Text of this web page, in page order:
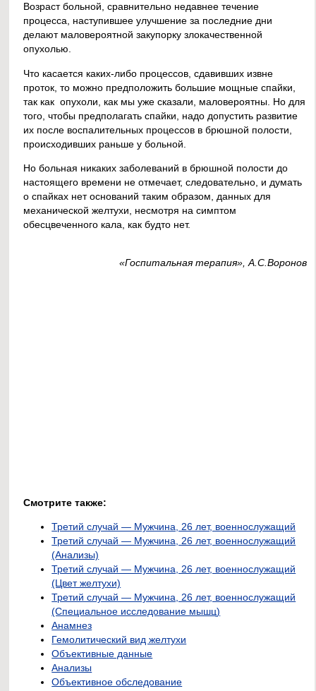
Возраст больной, сравнительно недавнее течение
процесса, наступившее улучшение за последние дни
делают маловероятной закупорку злокачественной
опухолью.
Что касается каких-либо процессов, сдавивших извне
проток, то можно предположить большие мощные спайки,
так как опухоли, как мы уже сказали, маловероятны. Но для
того, чтобы предполагать спайки, надо допустить развитие
их после воспалительных процессов в брюшной полости,
происходивших раньше у больной.
Но больная никаких заболеваний в брюшной полости до
настоящего времени не отмечает, следовательно, и думать
о спайках нет оснований таким образом, данных для
механической желтухи, несмотря на симптом
обесцвеченного кала, как будто нет.
«Госпитальная терапия», А.С.Воронов
Смотрите также:
Третий случай — Мужчина, 26 лет, военнослужащий
Третий случай — Мужчина, 26 лет, военнослужащий
(Анализы)
Третий случай — Мужчина, 26 лет, военнослужащий
(Цвет желтухи)
Третий случай — Мужчина, 26 лет, военнослужащий
(Специальное исследование мышц)
Анамнез
Гемолитический вид желтухи
Объективные данные
Анализы
Объективное обследование